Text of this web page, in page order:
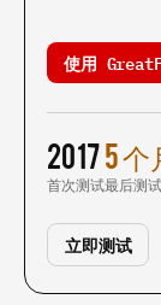
使用
2017
首次测试
5 个
最后测试
立即测试